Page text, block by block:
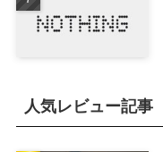
人気レビュー記事